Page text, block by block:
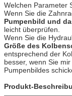
Welchen Parameter
Wenn Sie die
Pumpenbild und
leicht überprüfen.
Wenn Sie die
Größe des
entsprechend der
besser, wenn Sie
Pumpenbildes
Produkt-